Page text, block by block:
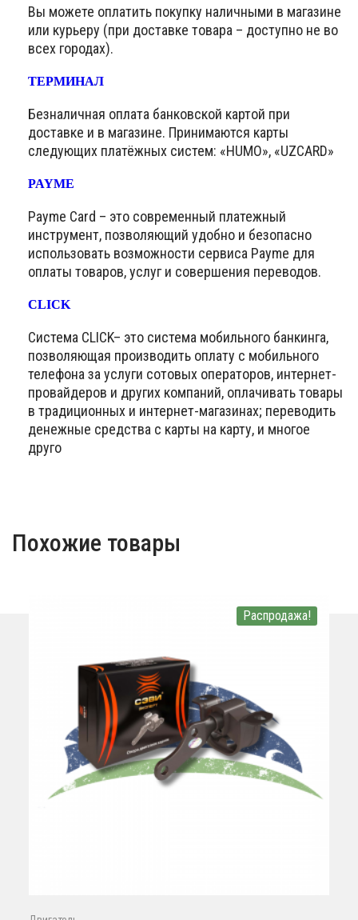
Вы можете оплатить покупку наличными в магазине
или курьеру (при доставке товара – доступно не во
всех городах).
ТЕРМИНАЛ
Безналичная оплата банковской картой при
доставке и в магазине. Принимаются карты
следующих платёжных систем: «HUMO», «UZCARD»
PAYME
Payme Card – это современный платежный
инструмент, позволяющий удобно и безопасно
использовать возможности сервиса Payme для
оплаты товаров, услуг и совершения переводов.
CLICK
Система CLICK– это система мобильного банкинга,
позволяющая производить оплату с мобильного
телефона за услуги сотовых операторов, интернет-
провайдеров и других компаний, оплачивать товары
в традиционных и интернет-магазинах; переводить
денежные средства с карты на карту, и многое
друго
Похожие товары
Распродажа!